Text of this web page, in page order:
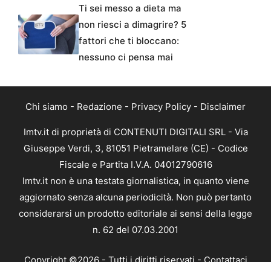
Ti sei messo a dieta ma
non riesci a dimagrire? 5
fattori che ti bloccano:
nessuno ci pensa mai
Chi siamo - Redazione - Privacy Policy - Disclaimer
Imtv.it di proprietà di CONTENUTI DIGITALI SRL - Via
Giuseppe Verdi, 3, 81051 Pietramelare (CE) - Codice
Fiscale e Partita I.V.A. 04012790616
Imtv.it non è una testata giornalistica, in quanto viene
aggiornato senza alcuna periodicità. Non può pertanto
considerarsi un prodotto editoriale ai sensi della legge
n. 62 del 07.03.2001